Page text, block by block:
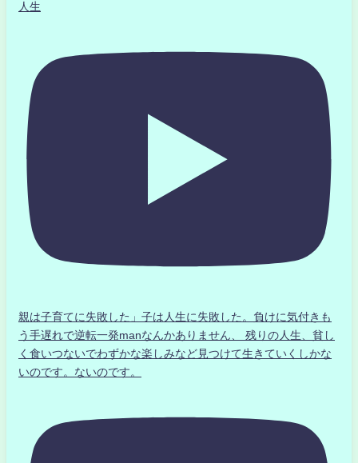
人生
親は子育てに失敗した」子は人生に失敗した。負けに気付きも
う手遅れで逆転一発manなんかありません、 残りの人生、貧し
く食いつないでわずかな楽しみなど見つけて生きていくしかな
いのです。ないのです。